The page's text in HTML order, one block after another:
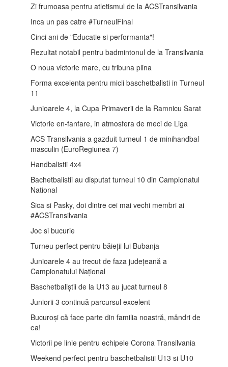
Zi frumoasa pentru atletismul de la ACSTransilvania
Inca un pas catre #TurneulFinal
Cinci ani de "Educatie si performanta"!
Rezultat notabil pentru badmintonul de la Transilvania
O noua victorie mare, cu tribuna plina
Forma excelenta pentru micii baschetbalisti in Turneul
11
Junioarele 4, la Cupa Primaverii de la Ramnicu Sarat
Victorie en-fanfare, in atmosfera de meci de Liga
ACS Transilvania a gazduit turneul 1 de minihandbal
masculin (EuroRegiunea 7)
Handbalistii 4x4
Bachetbalistii au disputat turneul 10 din Campionatul
National
Sica si Pasky, doi dintre cei mai vechi membri ai
#ACSTransilvania
Joc si bucurie
Turneu perfect pentru băieții lui Bubanja
Junioarele 4 au trecut de faza județeană a
Campionatului Național
Baschetbaliștii de la U13 au jucat turneul 8
Juniorii 3 continuă parcursul excelent
Bucuroși că face parte din familia noastră, mândri de
ea!
Victorii pe linie pentru echipele Corona Transilvania
Weekend perfect pentru baschetbalistii U13 si U10